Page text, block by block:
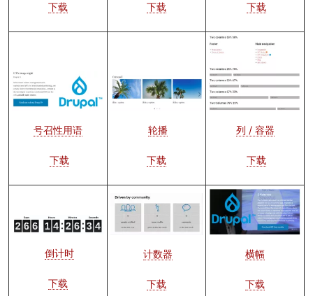
下载 下载 下载
图
像
号召性用语
下载
图
像
轮播
下载
图
列 / 容器
下载
图
倒计时
下载
图
计数器
下载
像
横幅
下载